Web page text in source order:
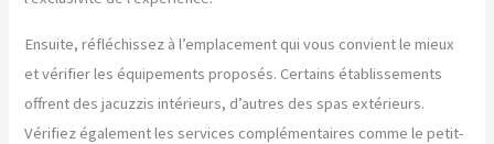
Ensuite, réfléchissez à l’emplacement qui vous convient le mieux
et vérifier les équipements proposés. Certains établissements
offrent des jacuzzis intérieurs, d’autres des spas extérieurs.
Vérifiez également les services complémentaires comme le petit-